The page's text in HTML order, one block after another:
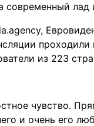
современный лад
из 223
чувство.
и очень его